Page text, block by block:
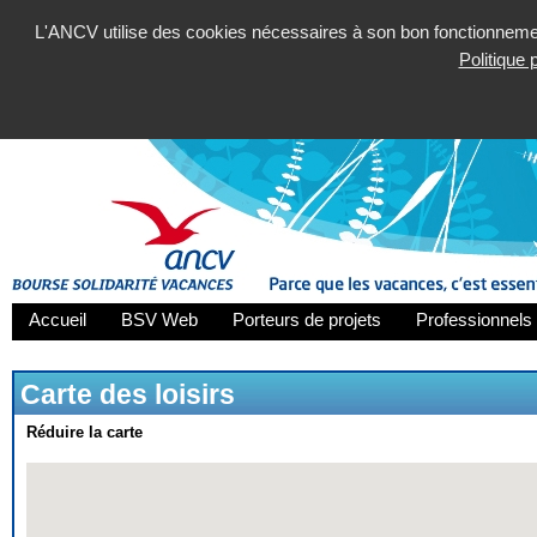
L'ANCV utilise des cookies nécessaires à son bon
Politique
Accueil BSV Web Porteurs de projets
Carte des loisirs
Réduire la carte